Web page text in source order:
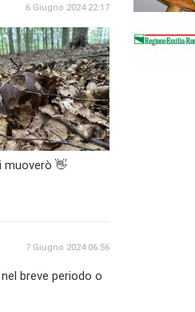
6 Giugno 2024 22:17
muoverò 👋
7 Giugno 2024 06:56
breve periodo o